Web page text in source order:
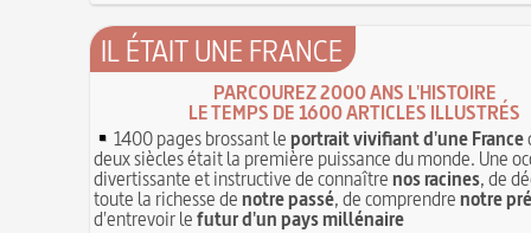
IL ÉTAIT UNE FRANCE
PARCOUREZ 2000 ANS L'HISTOIRE
LE TEMPS DE 1600 ARTICLES ILLUSTRÉS
1400 pages brossant leportrait vivifiant d'une France
deux siècles était la première puissance du monde. Une
divertissante et instructive de connaîtrenos racines, de
toute la richesse denotre passé, de comprendrenotre
d'entrevoir lefutur d'un pays millénaire